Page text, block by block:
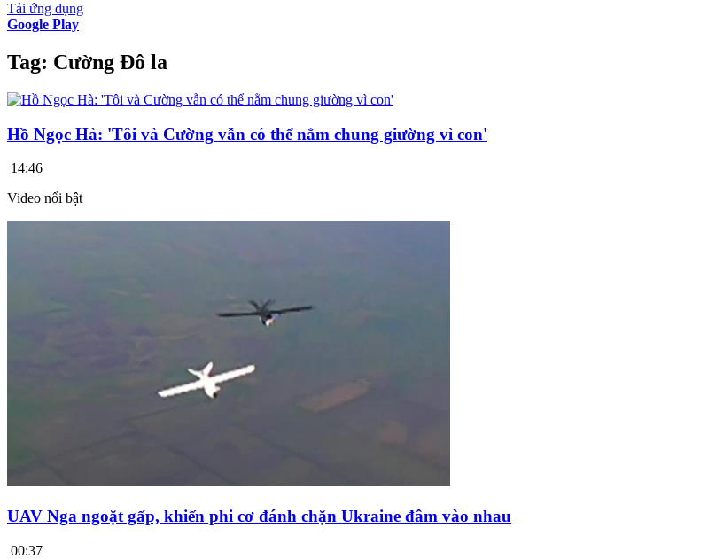
Tải ứng dụng
Google Play
Tag: Cường Đô la
Hồ Ngọc Hà: 'Tôi và Cường vẫn có thể nằm chung giường vì con'
14:46
Video nổi bật
UAV Nga ngoặt gấp, khiến phi cơ đánh chặn Ukraine đâm vào nhau
00:37